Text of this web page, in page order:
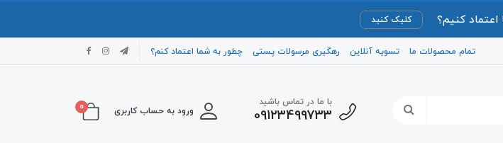
اعتماد کنیم؟ کلیک کنید
تمام محصولات ما تسویه آنلاین رهگیری مرسولات پستی چطور به شما اعتماد کنم؟
با ما در تماس باشید
09123499733 ورود به حساب کاربری 0